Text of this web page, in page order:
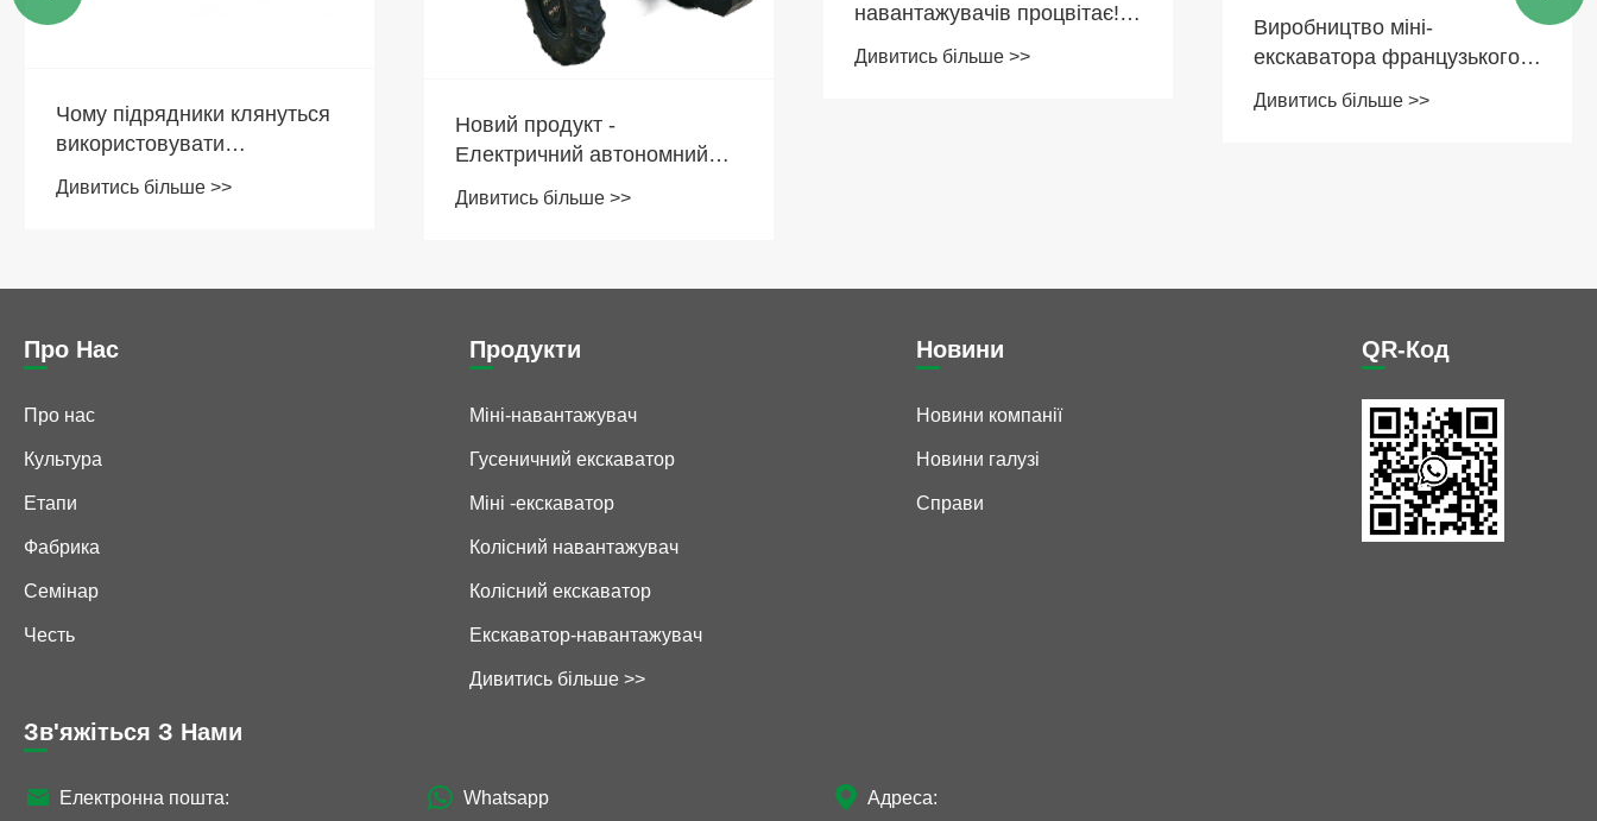
Чому підрядники клянуться
використовувати
екскаватор-навантажувач
для швидкої окупності
Дивитись більше >>
Новий продукт -
Електричний автономний
Дивитись більше >>
навантажувачів процвітає!
Ця 2,5-тонна «кишенькова
електростанція» —
Дивитись більше >>
Виробництво міні-
екскаватора французького
відвантажено
Дивитись більше >>
Про Нас
Про нас
Культура
Етапи
Фабрика
Семінар
Честь
Продукти
Міні-навантажувач
Гусеничний екскаватор
Міні -екскаватор
Колісний навантажувач
Колісний екскаватор
Екскаватор-навантажувач
Дивитись більше >>
Новини
Новини компанії
Новини галузі
Справи
QR-Код
Зв'яжіться З Нами

Електронна пошта:

Whatsapp
 Адреса: